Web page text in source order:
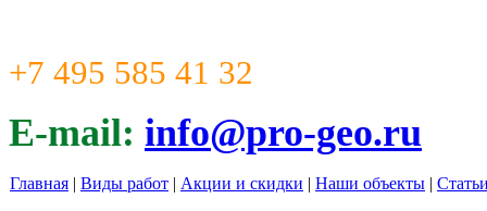
+7 495 585 41 32
E-mail: info@pro-geo.ru
Главная | Виды работ | Акции и скидки | Наши объекты |